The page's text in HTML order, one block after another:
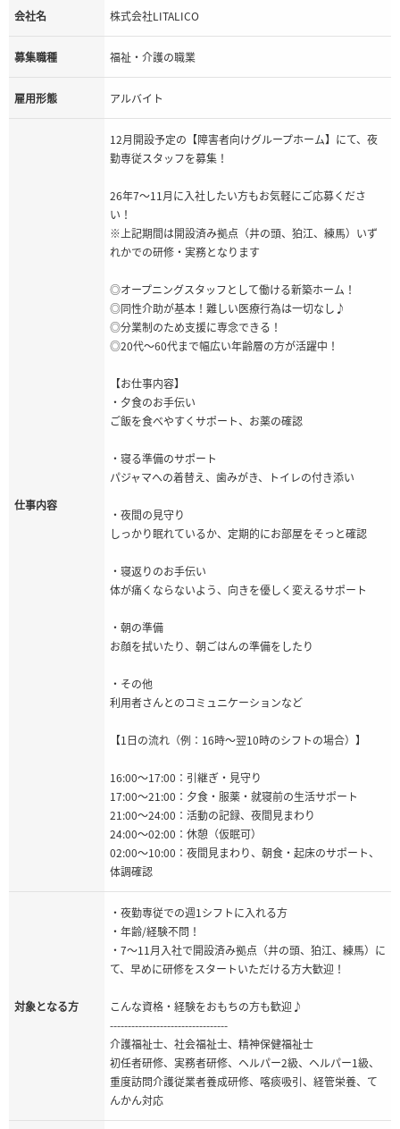
会社名 株式会社LITALICO
募集職種 福祉・介護の職業
雇用形態 アルバイト
仕事内容
12月開設予定の【障害者向けグループホーム】にて、夜
勤専従スタッフを募集！
26年7～11月に入社したい方もお気軽にご応募くださ
い！
※上記期間は開設済み拠点（井の頭、狛江、練馬）いず
れかでの研修・実務となります
◎オープニングスタッフとして働ける新築ホーム！
◎同性介助が基本！難しい医療行為は一切なし♪
◎分業制のため支援に専念できる！
◎20代～60代まで幅広い年齢層の方が活躍中！
【お仕事内容】
・夕食のお手伝い
ご飯を食べやすくサポート、お薬の確認
・寝る準備のサポート
パジャマへの着替え、歯みがき、トイレの付き添い
・夜間の見守り
しっかり眠れているか、定期的にお部屋をそっと確認
・寝返りのお手伝い
体が痛くならないよう、向きを優しく変えるサポート
・朝の準備
お顔を拭いたり、朝ごはんの準備をしたり
・その他
利用者さんとのコミュニケーションなど
【1日の流れ（例：16時～翌10時のシフトの場合）】
16:00～17:00：引継ぎ・見守り
17:00～21:00：夕食・服薬・就寝前の生活サポート
21:00～24:00：活動の記録、夜間見まわり
24:00～02:00：休憩（仮眠可）
02:00～10:00：夜間見まわり、朝食・起床のサポート、
体調確認
対象となる方
・夜勤専従での週1シフトに入れる方
・年齢/経験不問！
・7～11月入社で開設済み拠点（井の頭、狛江、練馬）に
て、早めに研修をスタートいただける方大歓迎！
こんな資格・経験をおもちの方も歓迎♪
---------------------------------
介護福祉士、社会福祉士、精神保健福祉士
初任者研修、実務者研修、ヘルパー2級、ヘルパー1級、
重度訪問介護従業者養成研修、喀痰吸引、経管栄養、て
んかん対応